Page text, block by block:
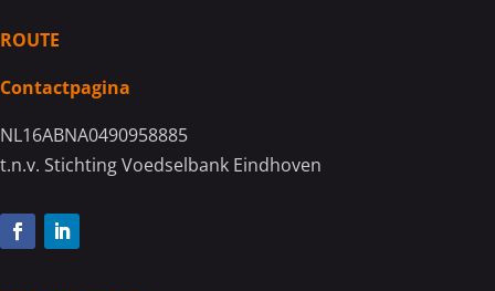
ROUTE
Contactpagina
NL16ABNA0490958885
t.n.v. Stichting Voedselbank Eindhoven